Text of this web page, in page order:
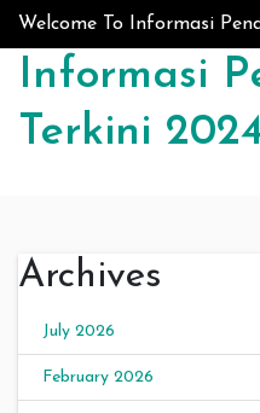
Skip to content
Welcome To Informasi
Informasi
Terkini
Archives
July 2026
February 2026